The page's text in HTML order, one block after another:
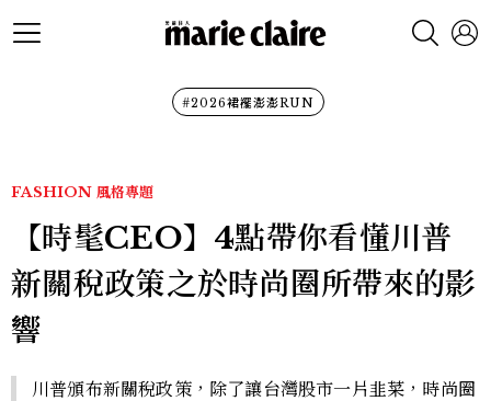
#2026裙襬澎澎RUN
FASHION 風格專題
【時髦CEO】4點帶你看懂川普
新關稅政策之於時尚圈所帶來的影
響
川普頒布新關稅政策，除了讓台灣股市一片韭菜，時尚圈